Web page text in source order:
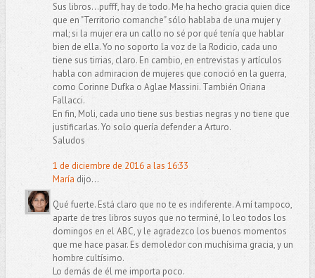
Sus libros...pufff, hay de todo. Me ha hecho gracia quien dice
que en "Territorio comanche" sólo hablaba de una mujer y
mal; si la mujer era un callo no sé por qué tenía que hablar
bien de ella. Yo no soporto la voz de la Rodicio, cada uno
tiene sus tirrias, claro. En cambio, en entrevistas y artículos
habla con admiracion de mujeres que conoció en la guerra,
como Corinne Dufka o Aglae Massini. También Oriana
Fallacci.
En fin, Moli, cada uno tiene sus bestias negras y no tiene que
justificarlas. Yo solo quería defender a Arturo.
Saludos
1 de diciembre de 2016 a las 16:33
María dijo...
Qué fuerte. Está claro que no te es indiferente. A mí tampoco,
aparte de tres libros suyos que no terminé, lo leo todos los
domingos en el ABC, y le agradezco los buenos momentos
que me hace pasar. Es demoledor con muchísima gracia, y un
hombre cultísimo.
Lo demás de él me importa poco.